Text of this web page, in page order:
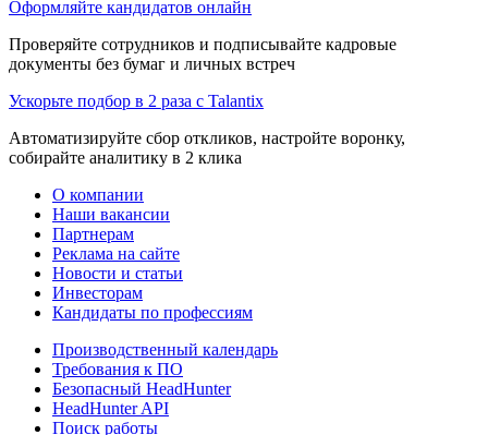
Оформляйте кандидатов онлайн
Проверяйте сотрудников и подписывайте кадровые
документы без бумаг и личных встреч
Ускорьте подбор в 2 раза с Talantix
Автоматизируйте сбор откликов, настройте воронку,
собирайте аналитику в 2 клика
О компании
Наши вакансии
Партнерам
Реклама на сайте
Новости и статьи
Инвесторам
Кандидаты по профессиям
Производственный календарь
Требования к ПО
Безопасный HeadHunter
HeadHunter API
Поиск работы